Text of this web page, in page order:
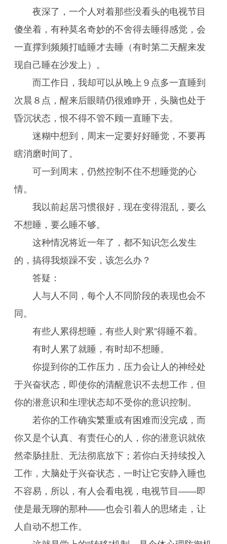
夜深了，一个人对着那些没看头的电视节目
傻坐着，有种莫名奇妙的不舍得去睡得感觉，会
一直撑到频频打瞌睡才去睡（有时第二天醒来发
现自己睡在沙发上）。
而工作日，我却可以从晚上９点多一直睡到
次晨８点，醒来后眼睛仍很难睁开，头脑也处于
昏沉状态，恨不得不管不顾一直睡下去。
迷糊中想到，周末一定要好好睡觉，不要再
瞎消磨时间了。
可一到周末，仍然控制不住不想睡觉的心
情。
我以前起居习惯很好，现在变得混乱，要么
不想睡，要么睡不够。
这种情况将近一年了，都不知识怎么发生
的，搞得我烦躁不安，该怎么办？
答疑：
人与人不同，每个人不同阶段的表现也会不
同。
有些人累得想睡，有些人则“累”得睡不着。
有时人累了就睡，有时却不想睡。
你提到你的工作压力，压力会让人的神经处
于兴奋状态，即使你的清醒意识不去想工作，但
你的潜意识和生理状态却不受你的意识控制。
若你的工作确实繁重或有困难而没完成，而
你又是个认真、有责任心的人，你的潜意识就依
然牵肠挂肚、无法彻底放下；若你白天持续投入
工作，大脑处于兴奋状态，一时让它安静入睡也
不容易，所以，有人会看电视，电视节目——即
使是最无聊的那种——也会引着人的思绪走，让
人自动不想工作。